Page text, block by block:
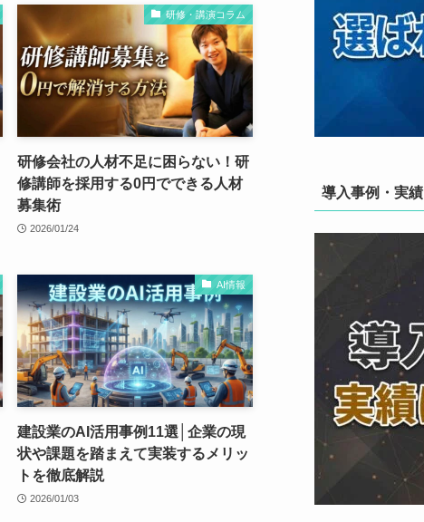
研修・講演コラム
研修会社の人材不足に困らない！研
修講師を採用する0円でできる人材
募集術
2026/01/24
AI情報
建設業のAI活用事例11選│企業の現
状や課題を踏まえて実装するメリッ
トを徹底解説
2026/01/03
導入事例・実績